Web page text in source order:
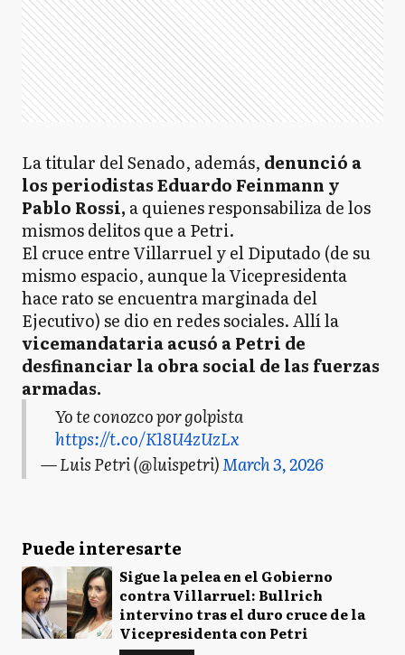
La titular del Senado, además, denunció a
los periodistas Eduardo Feinmann y
Pablo Rossi, a quienes responsabiliza de los
mismos delitos que a Petri.
El cruce entre Villarruel y el Diputado (de su
mismo espacio, aunque la Vicepresidenta
hace rato se encuentra marginada del
Ejecutivo) se dio en redes sociales. Allí la
vicemandataria acusó a Petri de
desfinanciar la obra social de las fuerzas
armadas.
Yo te conozco por golpista
https://t.co/K18U4zUzLx
— Luis Petri (@luispetri)March 3, 2026
Puede interesarte
Sigue la pelea en el Gobierno
contra Villarruel: Bullrich
intervino tras el duro cruce de la
Vicepresidenta con Petri